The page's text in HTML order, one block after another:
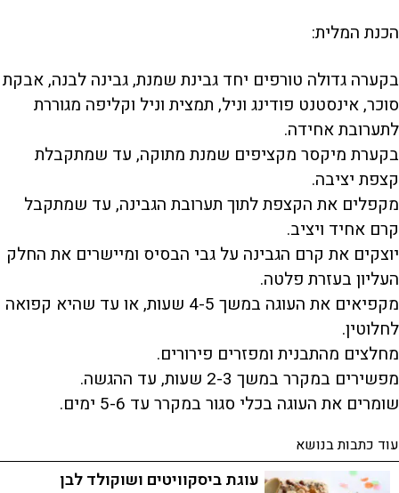
הכנת המלית:
בקערה גדולה טורפים יחד גבינת שמנת, גבינה לבנה, אבקת
סוכר, אינסטנט פודינג וניל, תמצית וניל וקליפה מגוררת
לתערובת אחידה.
בקערת מיקסר מקציפים שמנת מתוקה, עד שמתקבלת
קצפת יציבה.
מקפלים את הקצפת לתוך תערובת הגבינה, עד שמתקבל
קרם אחיד ויציב.
יוצקים את קרם הגבינה על גבי הבסיס ומיישרים את החלק
העליון בעזרת פלטה.
מקפיאים את העוגה במשך 4-5 שעות, או עד שהיא קפואה
לחלוטין.
מחלצים מהתבנית ומפזרים פירורים.
מפשירים במקרר במשך 2-3 שעות, עד ההגשה.
שומרים את העוגה בכלי סגור במקרר עד 5-6 ימים.
עוד כתבות בנושא
עוגת ביסקוויטים ושוקולד לבן